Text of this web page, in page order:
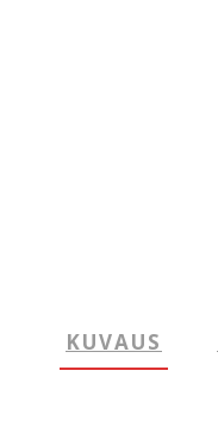
KUVAUS